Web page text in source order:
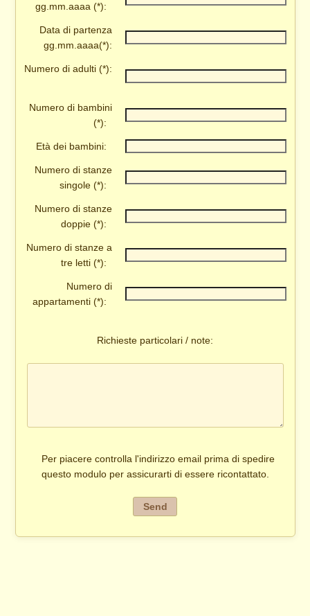
gg.mm.aaaa (*):
Data di partenza
gg.mm.aaaa(*):
Numero di adulti (*):
Numero di bambini
(*):
Età dei bambini:
Numero di stanze
singole (*):
Numero di stanze
doppie (*):
Numero di stanze a
tre letti (*):
Numero di
appartamenti (*):
Richieste particolari / note:
Per piacere controlla l'indirizzo email prima di spedire
questo modulo per assicurarti di essere ricontattato.